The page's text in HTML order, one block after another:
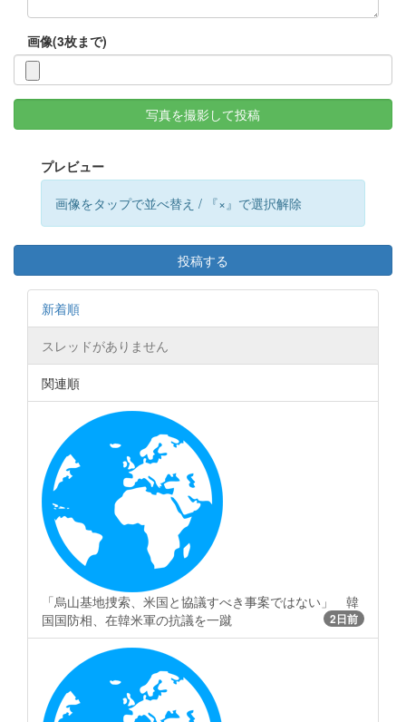
画像(3枚まで)
写真を撮影して投稿
プレビュー
画像をタップで並べ替え / 『×』で選択解除
投稿する
新着順
スレッドがありません
関連順
「烏山基地捜索、米国と協議すべき事案ではない」 韓
国国防相、在韓米軍の抗議を一蹴
2日前